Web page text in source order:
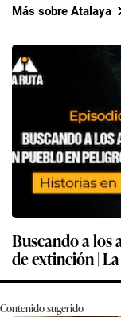
Más sobre Atalaya
Buscando a los
de extinción |
Contenido sugerido